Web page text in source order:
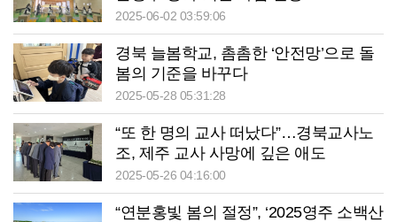
2025-06-02 03:59:06
경북 늘봄학교, 촘촘한 ‘안전망’으로 돌
봄의 기준을 바꾸다
2025-05-28 05:31:28
“또 한 명의 교사 떠났다”…경북교사노
조, 제주 교사 사망에 깊은 애도
2025-05-26 04:16:00
“연분홍빛 봄의 절정”, ‘2025영주 소백산